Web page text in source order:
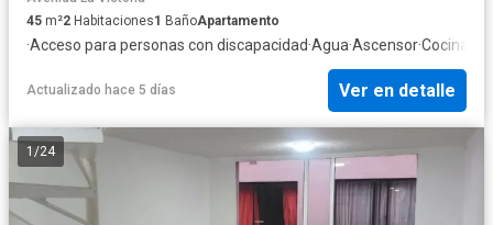
45 m²2 Habitaciones1 BañoApartamento
·Acceso para personas con discapacidad·Agua·Ascensor·Cocina
Actualizado hace 5 días Ver en detalle
1 /24